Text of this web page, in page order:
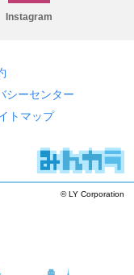
Instagram
シーセンター
トマップ
© LY Corporation